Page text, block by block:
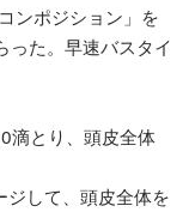
ンポジション」を
った。早速バスタイ
滴とり、頭皮全体
して、頭皮全体を